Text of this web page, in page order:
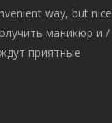
way, but nice
маникюр и /
приятные